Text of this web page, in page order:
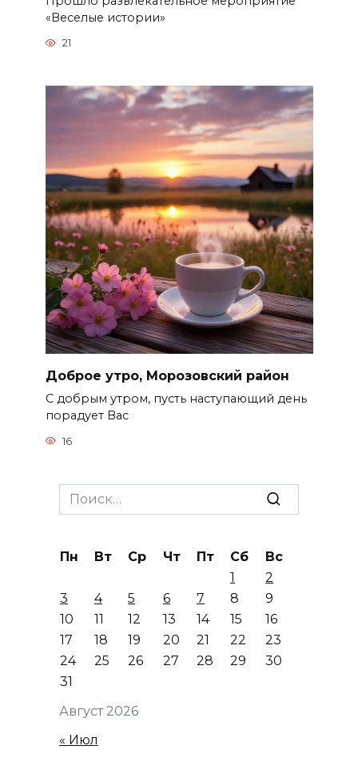
«Веселые истории»
21
Доброе утро, Морозовский район
С добрым утром, пусть наступающий день
порадует Вас
16
Search
for:
Август 2026
Пн Вт Ср Чт Пт Сб
Вс
1
2
3
4 5 6 7 8
9
10
11 12 13 14 15
16
17
18 19 20 21 22
23
24
25 26 27 28 29
30
31
« Июл